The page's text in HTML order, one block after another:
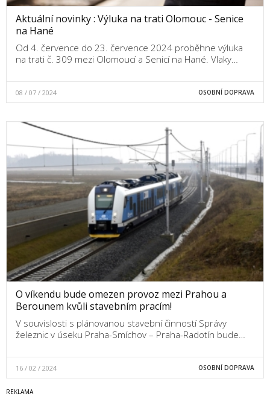
Aktuální novinky : Výluka na trati Olomouc - Senice
na Hané
Od 4. července do 23. července 2024 proběhne výluka
na trati č. 309 mezi Olomoucí a Senicí na Hané. Vlaky…
08 / 07 / 2024 OSOBNÍ DOPRAVA
O víkendu bude omezen provoz mezi Prahou a
Berounem kvůli stavebním pracím!
V souvislosti s plánovanou stavební činností Správy
železnic v úseku Praha-Smíchov – Praha-Radotín bude…
16 / 02 / 2024 OSOBNÍ DOPRAVA